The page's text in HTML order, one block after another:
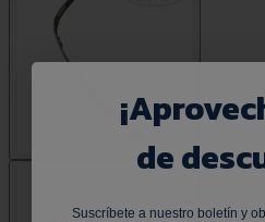
¡
de
Suscríbete a nuestro boletín y